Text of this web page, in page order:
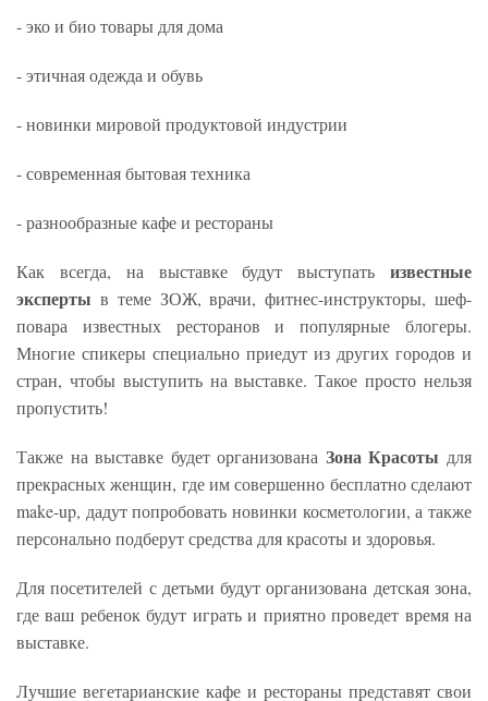
- эко и био товары для дома
- этичная одежда и обувь
- новинки мировой продуктовой индустрии
- современная бытовая техника
- разнообразные кафе и рестораны
Как всегда, на выставке будут выступать известные
эксперты в теме ЗОЖ, врачи, фитнес-инструкторы, шеф-
повара известных ресторанов и популярные блогеры.
Многие спикеры специально приедут из других городов и
стран, чтобы выступить на выставке. Такое просто нельзя
пропустить!
Также на выставке будет организована Зона Красоты для
прекрасных женщин, где им совершенно бесплатно сделают
make-up, дадут попробовать новинки косметологии, а также
персонально подберут средства для красоты и здоровья.
Для посетителей с детьми будут организована детская зона,
где ваш ребенок будут играть и приятно проведет время на
выставке.
Лучшие вегетарианские кафе и рестораны представят свои